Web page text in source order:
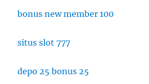
bonus new member 100
situs slot 777
depo 25 bonus 25